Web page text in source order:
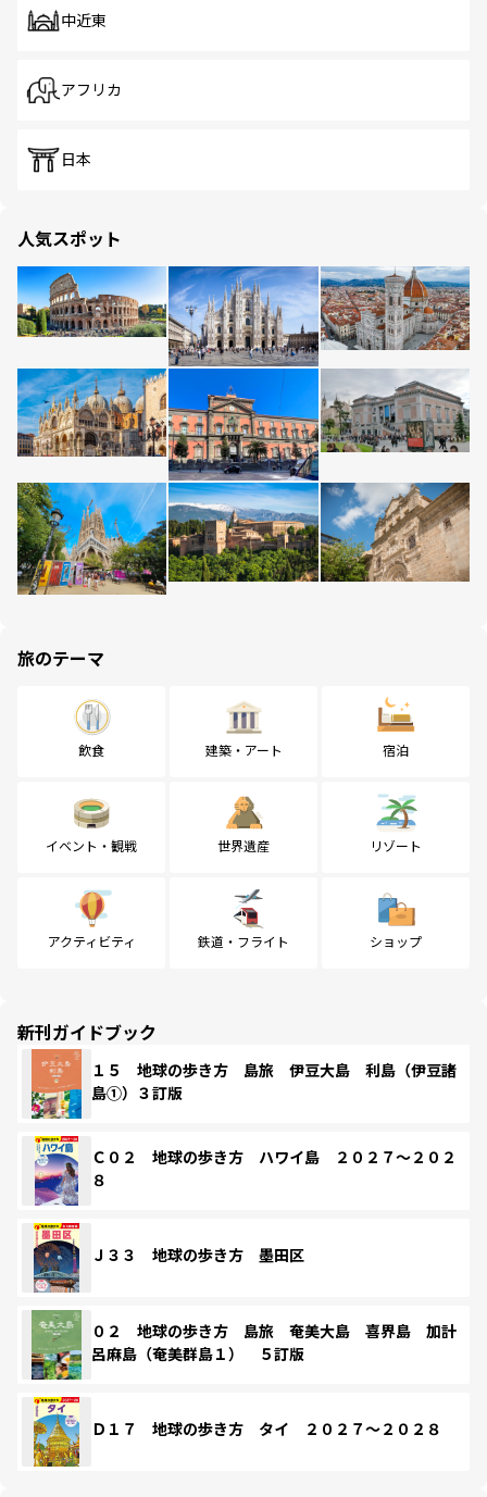
中近東
アフリカ
日本
人気スポット
旅のテーマ
飲食 建築・アート 宿泊
イベント・観戦 世界遺産 リゾート
アクティビティ 鉄道・フライト ショップ
新刊ガイドブック
１５ 地球の歩き方 島旅 伊豆大島 利島（伊豆諸
島①）３訂版
Ｃ０２ 地球の歩き方 ハワイ島 ２０２７～２０２
８
Ｊ３３ 地球の歩き方 墨田区
０２ 地球の歩き方 島旅 奄美大島 喜界島 加計
呂麻島（奄美群島１） ５訂版
Ｄ１７ 地球の歩き方 タイ ２０２７～２０２８